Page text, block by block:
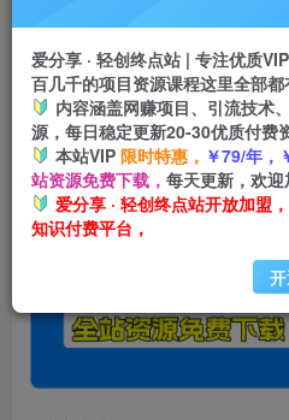
------本页内容已结束
感谢您的来访，获取更
爱分享 · 轻创终点站 | 专注优质
百几千的项目资源课程这里全部都
内容涵盖网赚项目、引流技术
源，每日稳定更新20-30优质付费
本站VIP 限时特惠， ￥79/年，
站资源免费下载， 每天更新，欢迎
爱分享 · 轻创终点站开放加盟
知识付费平台，